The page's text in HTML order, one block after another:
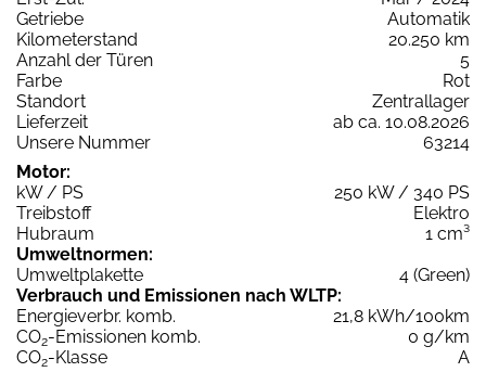
Getriebe
Automatik
Kilometerstand
20.250 km
Anzahl der Türen
5
Farbe
Rot
Standort
Zentrallager
Lieferzeit
ab ca. 10.08.2026
Unsere Nummer
63214
Motor:
kW / PS
250 kW / 340 PS
Treibstoff
Elektro
Hubraum
1 cm³
Umweltnormen:
Umweltplakette
4 (Green)
Verbrauch und Emissionen nach WLTP:
Energieverbr. komb.
21,8 kWh/100km
CO2-Emissionen komb.
0 g/km
CO2-Klasse
A